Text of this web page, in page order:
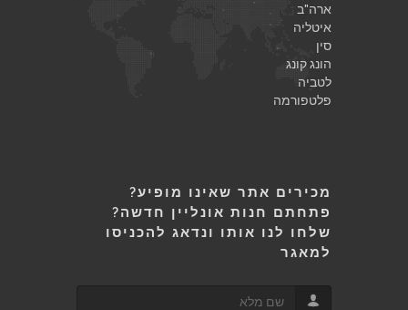
ארה"ב
איטליה
סין
הונג קונג
לטביה
פלטפורמה
מכירים אתר שאינו מופיע?
פתחתם חנות אונליין חדשה?
שלחו לנו אותו ונדאג להכניסו
למאגר